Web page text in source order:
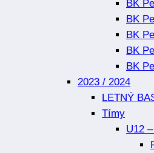
BK
BK
BK
BK
BK
2023 / 2024
LETNÝ
Tímy
U12